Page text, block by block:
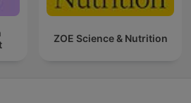
ZOE Science & Nutrition